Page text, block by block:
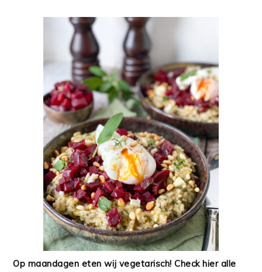
Op maandagen eten wij vegetarisch! Check hier alle